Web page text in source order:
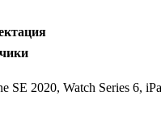
2020, Watch Series 6,